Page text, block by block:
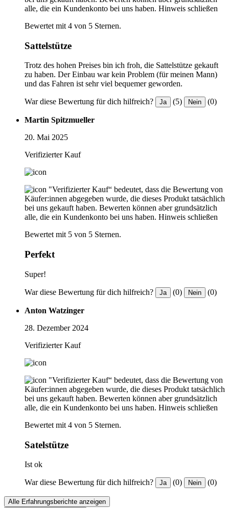
alle, die ein Kundenkonto bei uns haben. Hinweis schließen
Bewertet mit 4 von 5 Sternen.
Sattelstütze
Trotz des hohen Preises bin ich froh, die Sattelstütze gekauft
zu haben. Der Einbau war kein Problem (für meinen Mann)
und das Fahren ist sehr viel bequemer geworden.
War diese Bewertung für dich hilfreich? Ja (5) Nein (0)
Martin Spitzmueller
20. Mai 2025
Verifizierter Kauf
"Verifizierter Kauf“ bedeutet, dass die Bewertung von
Käufer:innen abgegeben wurde, die dieses Produkt tatsächlich
bei uns gekauft haben. Bewerten können aber grundsätzlich
alle, die ein Kundenkonto bei uns haben. Hinweis schließen
Bewertet mit 5 von 5 Sternen.
Perfekt
Super!
War diese Bewertung für dich hilfreich? Ja (0) Nein (0)
Anton Watzinger
28. Dezember 2024
Verifizierter Kauf
"Verifizierter Kauf“ bedeutet, dass die Bewertung von
Käufer:innen abgegeben wurde, die dieses Produkt tatsächlich
bei uns gekauft haben. Bewerten können aber grundsätzlich
alle, die ein Kundenkonto bei uns haben. Hinweis schließen
Bewertet mit 4 von 5 Sternen.
Satelstütze
Ist ok
War diese Bewertung für dich hilfreich? Ja (0) Nein (0)
Alle Erfahrungsberichte anzeigen